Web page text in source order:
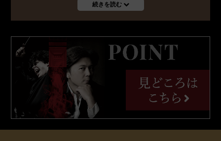
続きを読む